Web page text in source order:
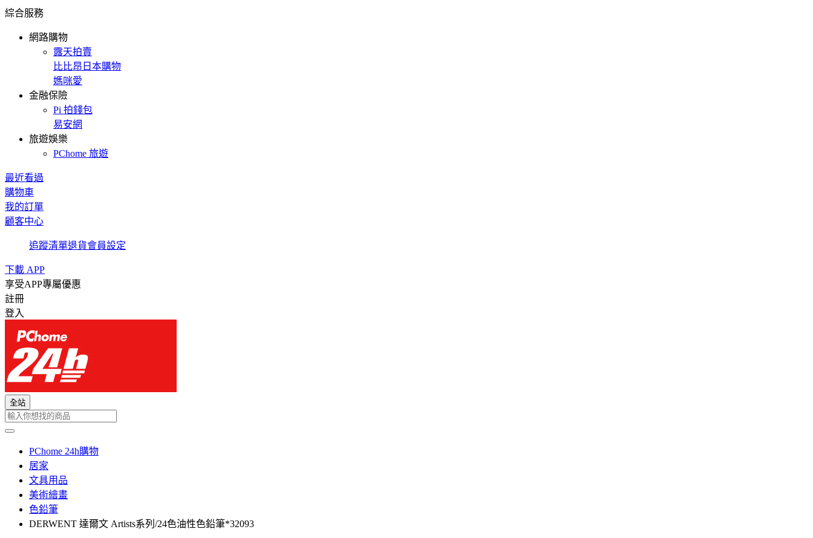
綜合服務
網路購物
露天拍賣
比比昂日本購物
媽咪愛
金融保險
Pi 拍錢包
易安網
旅遊娛樂
PChome 旅遊
最近看過
購物車
我的訂單
顧客中心
追蹤清單退貨會員設定
下載 APP
享受APP專屬優惠
註冊
登入
全站
PChome 24h購物
居家
文具用品
美術繪畫
色鉛筆
DERWENT 達爾文 Artists系列/24色油性色鉛筆*32093